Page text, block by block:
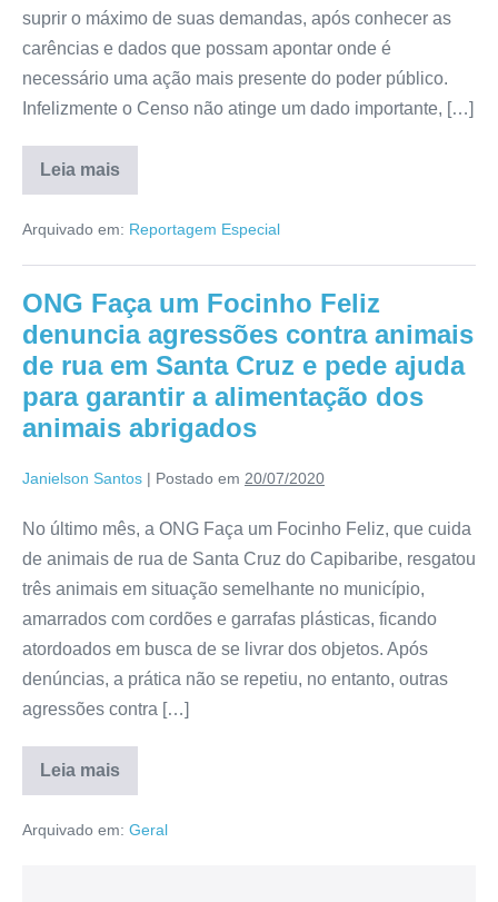
suprir o máximo de suas demandas, após conhecer as
carências e dados que possam apontar onde é
necessário uma ação mais presente do poder público.
Infelizmente o Censo não atinge um dado importante, […]
Leia mais
Arquivado em: Reportagem Especial
ONG Faça um Focinho Feliz
denuncia agressões contra animais
de rua em Santa Cruz e pede ajuda
para garantir a alimentação dos
animais abrigados
Janielson Santos | Postado em 20/07/2020
No último mês, a ONG Faça um Focinho Feliz, que cuida
de animais de rua de Santa Cruz do Capibaribe, resgatou
três animais em situação semelhante no município,
amarrados com cordões e garrafas plásticas, ficando
atordoados em busca de se livrar dos objetos. Após
denúncias, a prática não se repetiu, no entanto, outras
agressões contra […]
Leia mais
Arquivado em: Geral